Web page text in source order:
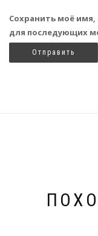
Сохранить моё имя,
для последующих